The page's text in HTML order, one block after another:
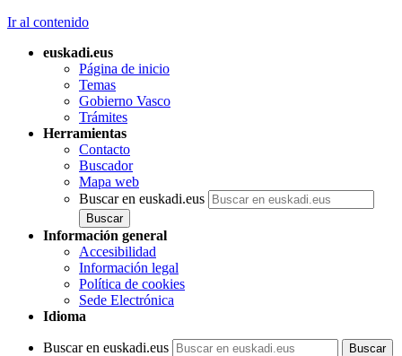
Ir al contenido
euskadi.eus
Página de inicio
Temas
Gobierno Vasco
Trámites
Herramientas
Contacto
Buscador
Mapa web
Buscar en euskadi.eus
Información general
Accesibilidad
Información legal
Política de cookies
Sede Electrónica
Idioma
Buscar en euskadi.eus